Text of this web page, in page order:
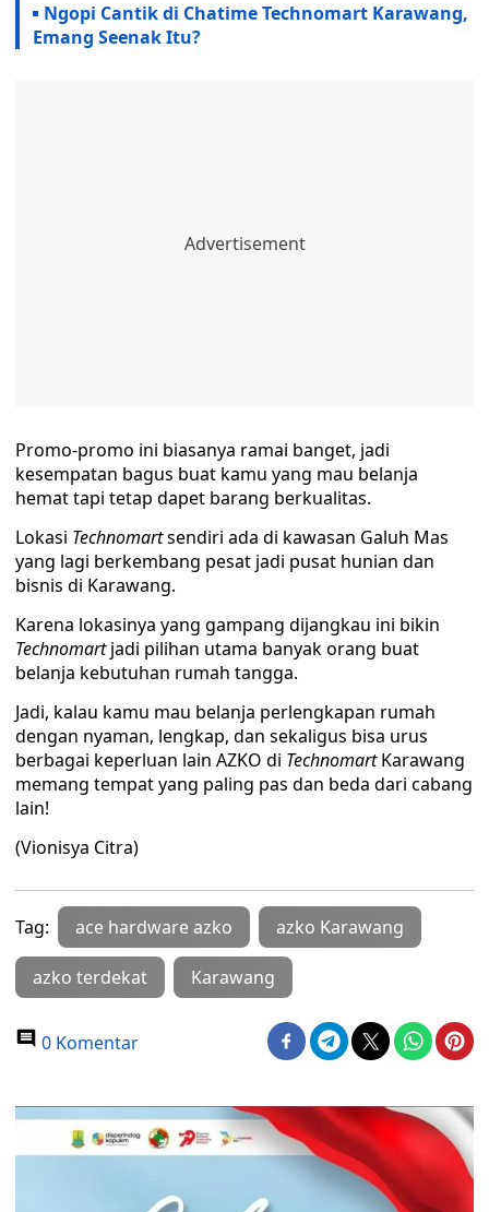
Ngopi Cantik di Chatime Technomart Karawang,
Emang Seenak Itu?
Promo-promo ini biasanya ramai banget, jadi
kesempatan bagus buat kamu yang mau belanja
hemat tapi tetap dapet barang berkualitas.
Lokasi Technomartsendiri ada di kawasan Galuh Mas
yang lagi berkembang pesat jadi pusat hunian dan
bisnis di Karawang.
Karena lokasinya yang gampang dijangkau ini bikin
Technomartjadi pilihan utama banyak orang buat
belanja kebutuhan rumah tangga.
Jadi, kalau kamu mau belanja perlengkapan rumah
dengan nyaman, lengkap, dan sekaligus bisa urus
berbagai keperluan lain AZKO di TechnomartKarawang
memang tempat yang paling pas dan beda dari cabang
lain!
(Vionisya Citra)
Tag: ace hardware azko azko Karawang
azko terdekat Karawang
0 Komentar